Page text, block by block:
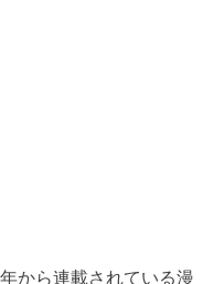
から連載されている漫